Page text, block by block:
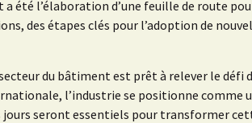
été l’élaboration d’une feuille de route
des étapes clés pour l’adoption de
du bâtiment est prêt à relever le défi
l’industrie se positionne comme
jours seront essentiels pour transformer